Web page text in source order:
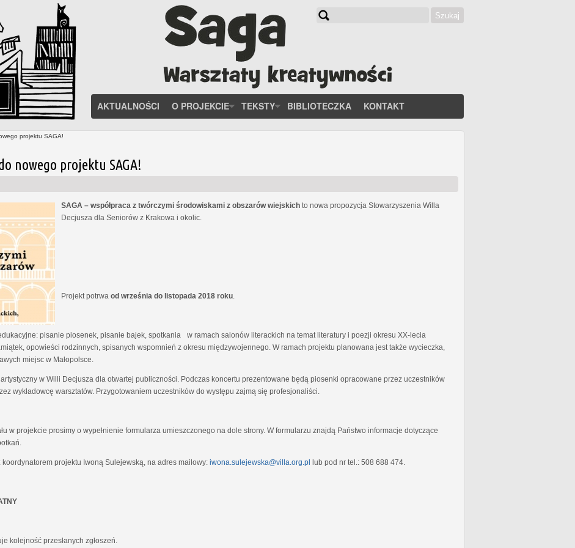
Szukaj
AKTUALNOŚCI O PROJEKCIE TEKSTY BIBLIOTECZKA KONTAKT
projektu SAGA!
nowego projektu SAGA!
SAGA – współpraca z twórczymi środowiskami z obszarów wiejskich to nowa propozycja Stowarzyszenia Willa
Decjusza dla Seniorów z Krakowa i okolic.
Projekt potrwa od września do listopada 2018 roku
pisanie piosenek, pisanie bajek, spotkania w ramach salonów literackich na temat literatury i poezji okresu XX-lecia
opowieści rodzinnych, spisanych wspomnień z okresu międzywojennego. W ramach projektu planowana jest także wycieczka,
miejsc w Małopolsce.
w Willi Decjusza dla otwartej publiczności. Podczas koncertu prezentowane będą piosenki opracowane przez uczestników
wykładowcę warsztatów. Przygotowaniem uczestników do występu zajmą się profesjonaliści.
w projekcie prosimy o wypełnienie formularza umieszczonego na dole strony. W formularzu znajdą Państwo informacje dotyczące
projektu Iwoną Sulejewską, na adres mailowy: iwona.sulejewska@villa.org.pl lub pod nr tel.: 508 688 474.
kolejność przesłanych zgłoszeń.